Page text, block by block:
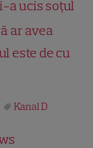
a ucis soțul
ar avea
este de cu
Kanal D